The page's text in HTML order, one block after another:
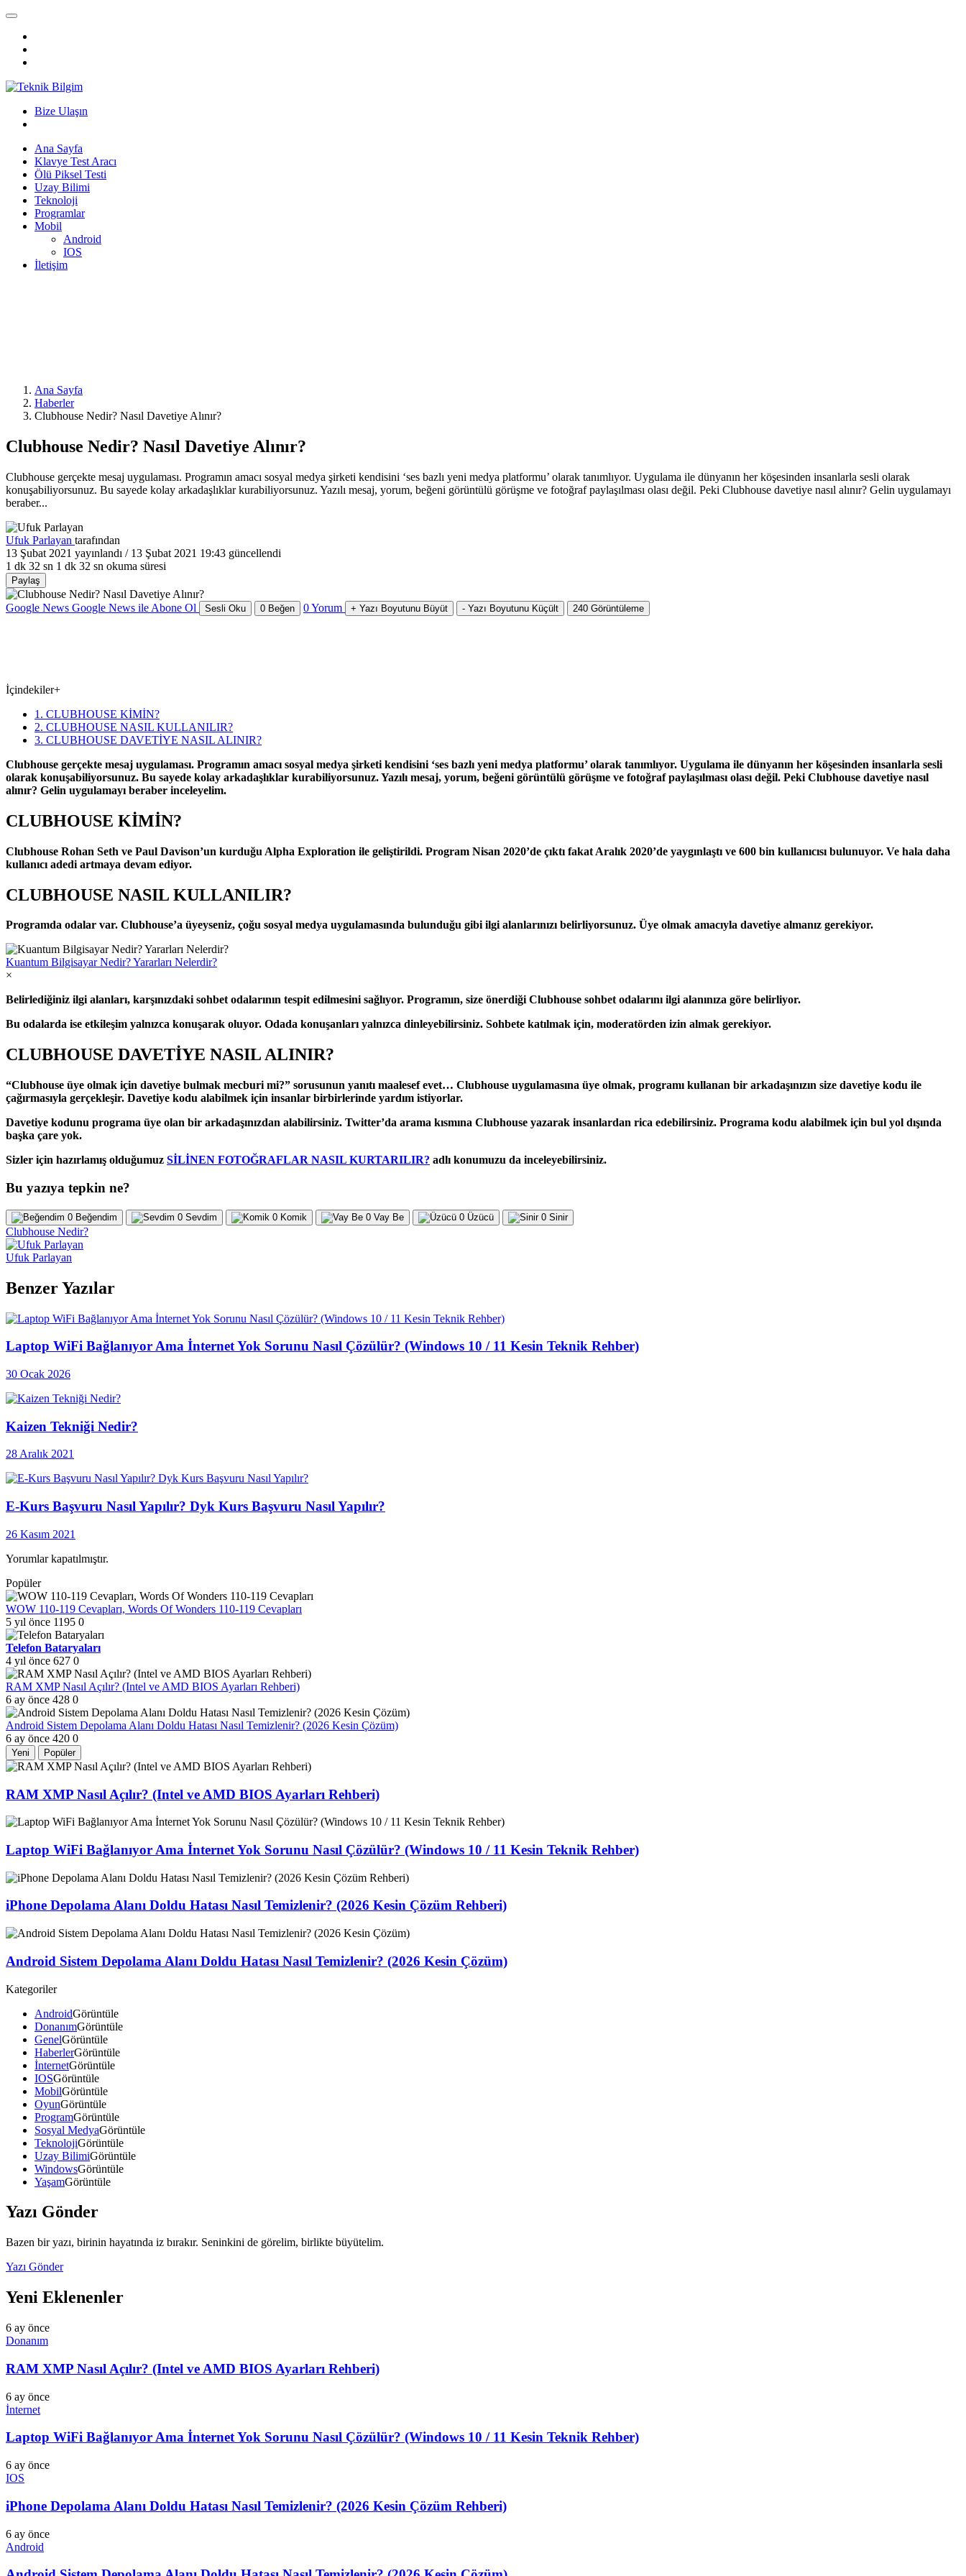
Bize Ulaşın
Ana Sayfa
Klavye Test Aracı
Ölü Piksel Testi
Uzay Bilimi
Teknoloji
Programlar
Mobil
Android
IOS
İletişim
Ana Sayfa
Haberler
Clubhouse Nedir? Nasıl Davetiye Alınır?
Clubhouse Nedir? Nasıl Davetiye Alınır?
Clubhouse gerçekte mesaj uygulaması. Programın amacı sosyal medya şirketi kendisini ‘ses bazlı yeni medya platformu’ olarak tanımlıyor. Uygulama ile dünyanın her köşesinden insanlarla sesli olarak
konuşabiliyorsunuz. Bu sayede kolay arkadaşlıklar kurabiliyorsunuz. Yazılı mesaj, yorum, beğeni görüntülü görüşme ve fotoğraf paylaşılması olası değil. Peki Clubhouse davetiye nasıl alınır? Gelin uygulamayı
beraber...
Ufuk Parlayan tarafından
13 Şubat 2021 yayınlandı / 13 Şubat 2021 19:43 güncellendi
1 dk 32 sn 1 dk 32 sn okuma süresi
Paylaş
Google News Google News ile Abone Ol Sesli Oku 0 Beğen 0Yorum + Yazı Boyutunu Büyüt - Yazı Boyutunu Küçült 240 Görüntüleme
İçindekiler+
1. CLUBHOUSE KİMİN?
2. CLUBHOUSE NASIL KULLANILIR?
3. CLUBHOUSE DAVETİYE NASIL ALINIR?
Clubhouse gerçekte mesaj uygulaması. Programın amacı sosyal medya şirketi kendisini ‘ses bazlı yeni medya platformu’ olarak tanımlıyor. Uygulama ile dünyanın her köşesinden insanlarla sesli
olarak konuşabiliyorsunuz. Bu sayede kolay arkadaşlıklar kurabiliyorsunuz. Yazılı mesaj, yorum, beğeni görüntülü görüşme ve fotoğraf paylaşılması olası değil. Peki Clubhouse davetiye nasıl
alınır? Gelin uygulamayı beraber inceleyelim.
CLUBHOUSE KİMİN?
Clubhouse Rohan Seth ve Paul Davison’un kurduğu Alpha Exploration ile geliştirildi. Program Nisan 2020’de çıktı fakat Aralık 2020’de yaygınlaştı ve 600 bin kullanıcısı bulunuyor. Ve hala daha
kullanıcı adedi artmaya devam ediyor.
CLUBHOUSE NASIL KULLANILIR?
Programda odalar var. Clubhouse’a üyeyseniz, çoğu sosyal medya uygulamasında bulunduğu gibi ilgi alanlarınızı belirliyorsunuz. Üye olmak amacıyla davetiye almanız gerekiyor.
Kuantum Bilgisayar Nedir? Yararları Nelerdir?
×
Belirlediğiniz ilgi alanları, karşınızdaki sohbet odalarının tespit edilmesini sağlıyor. Programın, size önerdiği Clubhouse sohbet odalarını ilgi alanınıza göre belirliyor.
Bu odalarda ise etkileşim yalnızca konuşarak oluyor. Odada konuşanları yalnızca dinleyebilirsiniz. Sohbete katılmak için, moderatörden izin almak gerekiyor.
CLUBHOUSE DAVETİYE NASIL ALINIR?
“Clubhouse üye olmak için davetiye bulmak mecburi mi?” sorusunun yanıtı maalesef evet… Clubhouse uygulamasına üye olmak, programı kullanan bir arkadaşınızın size davetiye kodu ile
çağırmasıyla gerçekleşir. Davetiye kodu alabilmek için insanlar birbirlerinde yardım istiyorlar.
Davetiye kodunu programa üye olan bir arkadaşınızdan alabilirsiniz. Twitter’da arama kısmına Clubhouse yazarak insanlardan rica edebilirsiniz. Programa kodu alabilmek için bul yol dışında
başka çare yok.
Sizler için hazırlamış olduğumuz SİLİNEN FOTOĞRAFLAR NASIL KURTARILIR? adlı konumuzu da inceleyebilirsiniz.
Bu yazıya tepkin ne?
0 Beğendim 0 Sevdim 0 Komik 0 Vay Be 0 Üzücü 0 Sinir
Clubhouse Nedir?
Ufuk Parlayan
Benzer Yazılar
Laptop WiFi Bağlanıyor Ama İnternet Yok Sorunu Nasıl Çözülür? (Windows 10 / 11 Kesin Teknik Rehber)
30 Ocak 2026
Kaizen Tekniği Nedir?
28 Aralık 2021
E-Kurs Başvuru Nasıl Yapılır? Dyk Kurs Başvuru Nasıl Yapılır?
26 Kasım 2021
Yorumlar kapatılmıştır.
Popüler
WOW 110-119 Cevapları, Words Of Wonders 110-119 Cevapları
5 yıl önce 1195 0
Telefon Bataryaları
4 yıl önce 627 0
RAM XMP Nasıl Açılır? (Intel ve AMD BIOS Ayarları Rehberi)
6 ay önce 428 0
Android Sistem Depolama Alanı Doldu Hatası Nasıl Temizlenir? (2026 Kesin Çözüm)
6 ay önce 420 0
Yeni Popüler
RAM XMP Nasıl Açılır? (Intel ve AMD BIOS Ayarları Rehberi)
Laptop WiFi Bağlanıyor Ama İnternet Yok Sorunu Nasıl Çözülür? (Windows 10 / 11 Kesin Teknik Rehber)
iPhone Depolama Alanı Doldu Hatası Nasıl Temizlenir? (2026 Kesin Çözüm Rehberi)
Android Sistem Depolama Alanı Doldu Hatası Nasıl Temizlenir? (2026 Kesin Çözüm)
Kategoriler
AndroidGörüntüle
DonanımGörüntüle
GenelGörüntüle
HaberlerGörüntüle
İnternetGörüntüle
IOSGörüntüle
MobilGörüntüle
OyunGörüntüle
ProgramGörüntüle
Sosyal MedyaGörüntüle
TeknolojiGörüntüle
Uzay BilimiGörüntüle
WindowsGörüntüle
YaşamGörüntüle
Yazı Gönder
Bazen bir yazı, birinin hayatında iz bırakır. Seninkini de görelim, birlikte büyütelim.
Yazı Gönder
Yeni Eklenenler
6 ay önce
Donanım
RAM XMP Nasıl Açılır? (Intel ve AMD BIOS Ayarları Rehberi)
6 ay önce
İnternet
Laptop WiFi Bağlanıyor Ama İnternet Yok Sorunu Nasıl Çözülür? (Windows 10 / 11 Kesin Teknik Rehber)
6 ay önce
IOS
iPhone Depolama Alanı Doldu Hatası Nasıl Temizlenir? (2026 Kesin Çözüm Rehberi)
6 ay önce
Android